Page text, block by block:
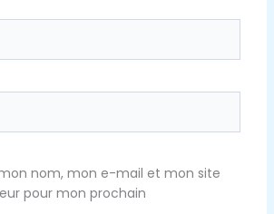
nom, mon e-mail et mon site
pour mon prochain